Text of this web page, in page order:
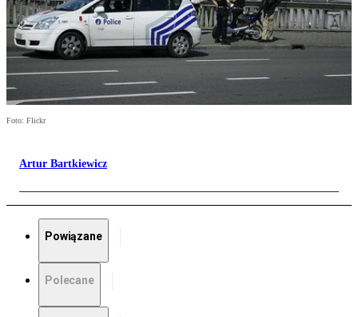
Foto: Flickr
Artur Bartkiewicz
Powiązane
Polecane